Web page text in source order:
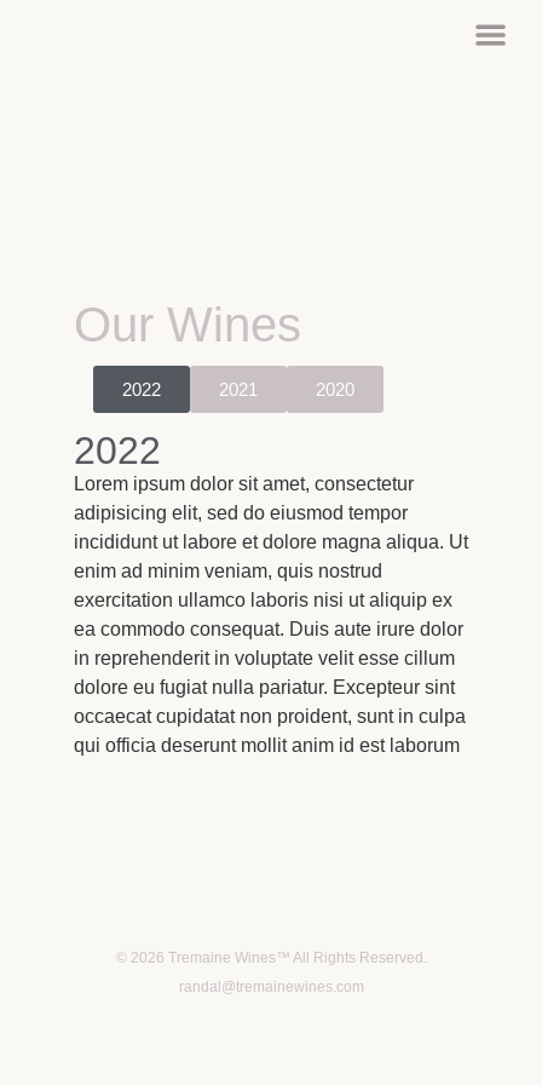
Our Wines
2022 2021 2020
2022
Lorem ipsum dolor sit amet, consectetur
adipisicing elit, sed do eiusmod tempor
incididunt ut labore et dolore magna aliqua. Ut
enim ad minim veniam, quis nostrud
exercitation ullamco laboris nisi ut aliquip ex
ea commodo consequat. Duis aute irure dolor
in reprehenderit in voluptate velit esse cillum
dolore eu fugiat nulla pariatur. Excepteur sint
occaecat cupidatat non proident, sunt in culpa
qui officia deserunt mollit anim id est laborum
© 2026 Tremaine Wines™ All Rights Reserved.
randal@tremainewines.com